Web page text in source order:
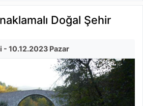
Doğal Şehir
- 10.12.2023 Pazar